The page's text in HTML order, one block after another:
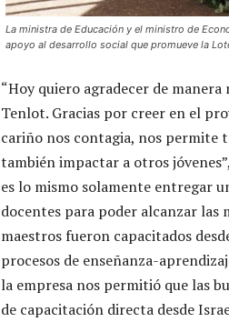
La ministra de Educación y el ministro de
apoyo al desarrollo social que promueve la
“Hoy quiero agradecer de
Tenlot. Gracias por creer en el
cariño nos contagia, nos permite
también impactar a otros
es lo mismo solamente entregar
docentes para poder alcanzar las
maestros fueron capacitados
procesos de enseñanza-
la empresa nos permitió que las
de capacitación directa desde